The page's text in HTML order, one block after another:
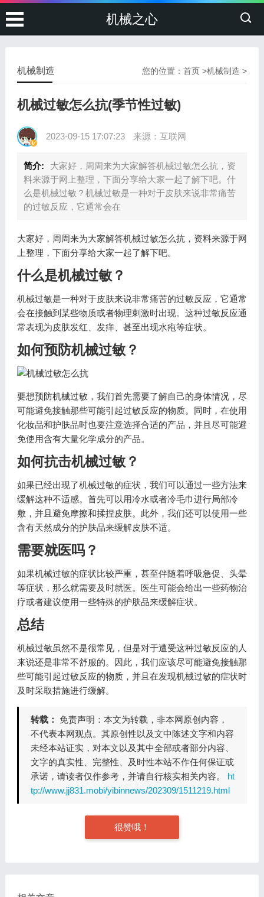
机械之心
您的位置：首页 >机械制造 >
机械制造
机械过敏怎么抗(季节性过敏)
2023-09-15 17:07:23 来源：互联网
简介:
大家好，周周来为大家解答机械过敏怎么抗，资
料来源于网上整理，下面分享给大家一起了解下吧。什
么是机械过敏？机械过敏是一种对于皮肤来说非常痛苦
的过敏反应，它通常会在
大家好，周周来为大家解答机械过敏怎么抗，资料来源于网
上整理，下面分享给大家一起了解下吧。
什么是机械过敏？
机械过敏是一种对于皮肤来说非常痛苦的过敏反应，它通常
会在接触到某些物质或者物理刺激时出现。这种过敏反应通
常表现为皮肤发红、发痒、甚至出现水疱等症状。
如何预防机械过敏？
要想预防机械过敏，我们首先需要了解自己的身体情况，尽
可能避免接触那些可能引起过敏反应的物质。同时，在使用
化妆品和护肤品时也要注意选择合适的产品，并且尽可能避
免使用含有大量化学成分的产品。
如何抗击机械过敏？
如果已经出现了机械过敏的症状，我们可以通过一些方法来
缓解这种不适感。首先可以用冷水或者冷毛巾进行局部冷
敷，并且避免摩擦和揉捏皮肤。此外，我们还可以使用一些
含有天然成分的护肤品来缓解皮肤不适。
需要就医吗？
如果机械过敏的症状比较严重，甚至伴随着呼吸急促、头晕
等症状，那么就需要及时就医。医生可能会给出一些药物治
疗或者建议使用一些特殊的护肤品来缓解症状。
总结
机械过敏虽然不是很常见，但是对于遭受这种过敏反应的人
来说还是非常不舒服的。因此，我们应该尽可能避免接触那
些可能引起过敏反应的物质，并且在发现机械过敏的症状时
及时采取措施进行缓解。
转载： 免责声明：本文为转载，非本网原创内容，
不代表本网观点。其原创性以及文中陈述文字和内容
未经本站证实，对本文以及其中全部或者部分内容、
文字的真实性、完整性、及时性本站不作任何保证或
承诺，请读者仅作参考，并请自行核实相关内容。 ht
tp://www.jj831.mobi/yibinnews/202309/1511219.html
很赞哦！